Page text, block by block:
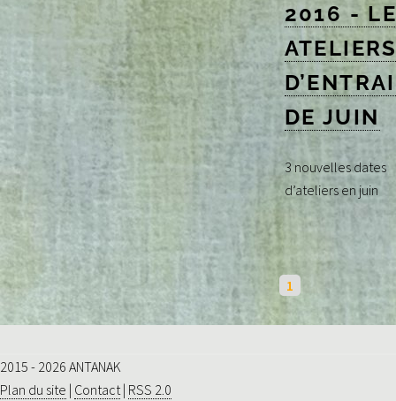
2016 -
DE JUIN
3 nouvelles dates
d’ateliers en juin
1
2015 - 2026 ANTANAK
Plan du site | Contact| RSS 2.0